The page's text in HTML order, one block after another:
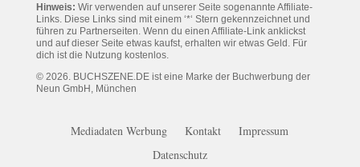
Hinweis: Wir verwenden auf unserer Seite sogenannte Affiliate-
Links. Diese Links sind mit einem ‘*‘ Stern gekennzeichnet und
führen zu Partnerseiten. Wenn du einen Affiliate-Link anklickst
und auf dieser Seite etwas kaufst, erhalten wir etwas Geld. Für
dich ist die Nutzung kostenlos.
© 2026. BUCHSZENE.DE ist eine Marke der Buchwerbung der
Neun GmbH, München
Mediadaten Werbung Kontakt
Impressum
Datenschutz